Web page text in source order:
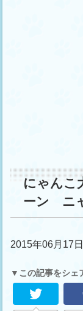
にゃん
ーン ニ
2015年06月17日
▼この記事をシェ